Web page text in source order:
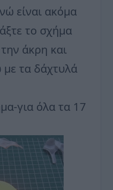
είναι ακόμα
το σχήμα
άκρη και
τα δάχτυλά
για όλα τα 17